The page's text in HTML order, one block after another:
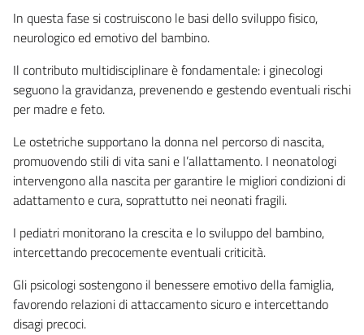
In questa fase si costruiscono le basi dello sviluppo fisico,
neurologico ed emotivo del bambino.
Il contributo multidisciplinare è fondamentale: i ginecologi
seguono la gravidanza, prevenendo e gestendo eventuali rischi
per madre e feto.
Le ostetriche supportano la donna nel percorso di nascita,
promuovendo stili di vita sani e l’allattamento. I neonatologi
intervengono alla nascita per garantire le migliori condizioni di
adattamento e cura, soprattutto nei neonati fragili.
I pediatri monitorano la crescita e lo sviluppo del bambino,
intercettando precocemente eventuali criticità.
Gli psicologi sostengono il benessere emotivo della famiglia,
favorendo relazioni di attaccamento sicuro e intercettando
disagi precoci.